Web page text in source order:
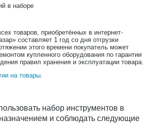
в наборе
товаров, приобретённых в интернет-
составляет 1 год со дня отгрузки
этого времени покупатель может
купленного оборудования по гарантии
правил хранения и эксплуатации товара.
на товары
набор инструментов в
назначением и соблюдать следующие